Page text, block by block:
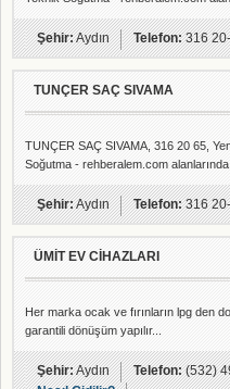
Şehir:Aydın Telefon:316
TUNÇER SAÇ SIVAMA
TUNÇER SAÇ SIVAMA, 316 20 65,
Soğutma - rehberalem.com
Şehir:Aydın Telefon:316
ÜMİT EV CİHAZLARI
Her marka ocak ve fırınların lpg den
garantili dönüşüm yapılır...
Şehir:Aydın Telefon:(532)